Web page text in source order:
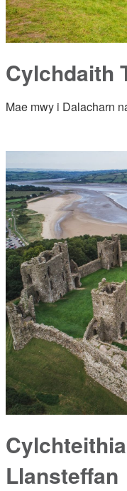
Cylchdaith
Mae mwy i Dalacharn
Llansteffan